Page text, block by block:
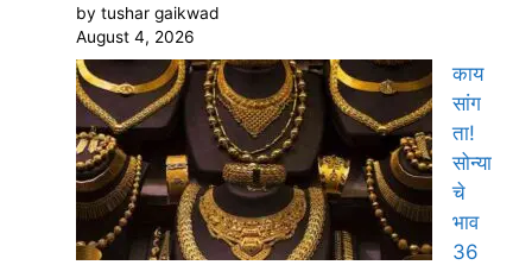
by tushar gaikwad
August 4, 2026
काय
सांग
ता!
सोन्या
चे
भाव
36